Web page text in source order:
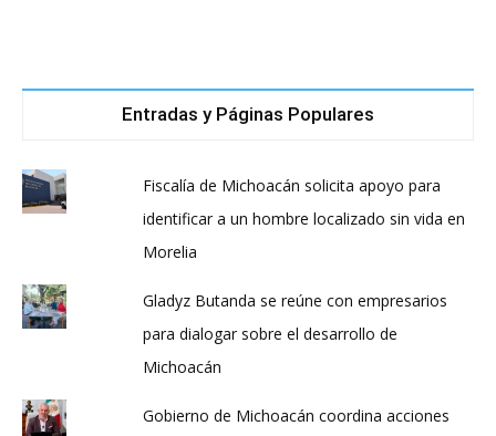
Entradas y Páginas Populares
Fiscalía de Michoacán solicita apoyo para
identificar a un hombre localizado sin vida en
Morelia
Gladyz Butanda se reúne con empresarios
para dialogar sobre el desarrollo de
Michoacán
Gobierno de Michoacán coordina acciones